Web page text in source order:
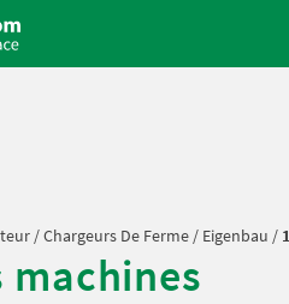
/Chargeurs De Ferme / Eigenbau /
machines